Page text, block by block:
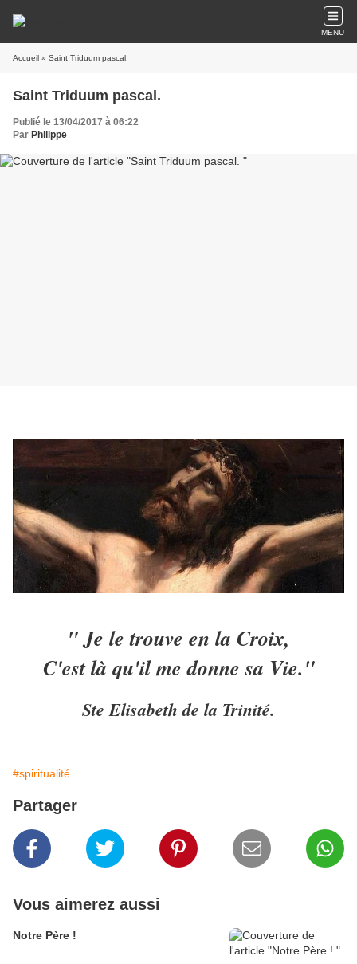
MENU
Accueil » Saint Triduum pascal.
Saint Triduum pascal.
Publié le 13/04/2017 à 06:22
Par Philippe
" Je le trouve en la Croix,
C'est là qu'il me donne sa Vie."
Ste Elisabeth de la Trinité.
#spiritualité
Partager
Vous aimerez aussi
Notre Père !